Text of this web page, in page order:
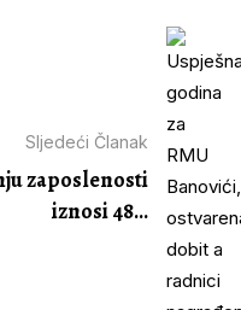
Sljedeći Članak
zaposlenosti
iznosi 48...